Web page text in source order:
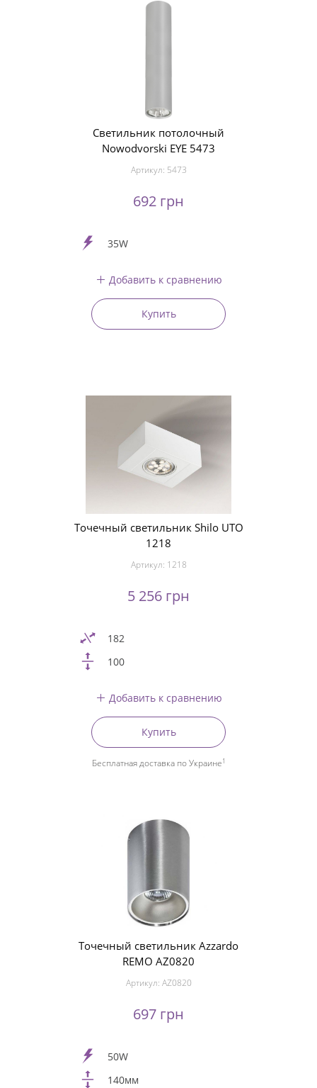
Светильник потолочный
Nowodvorski EYE 5473
Артикул: 5473
692 грн
35W
Добавить к сравнению
Купить
Точечный светильник Shilo UTO
1218
Артикул: 1218
5 256 грн
182
100
Добавить к сравнению
Купить
Бесплатная доставка по Украине1
Точечный светильник Azzardo
REMO AZ0820
Артикул: AZ0820
697 грн
50W
140мм